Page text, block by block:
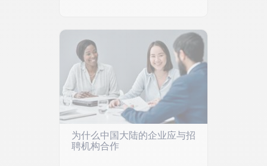
为什么中国大陆的企业应与招
聘机构合作